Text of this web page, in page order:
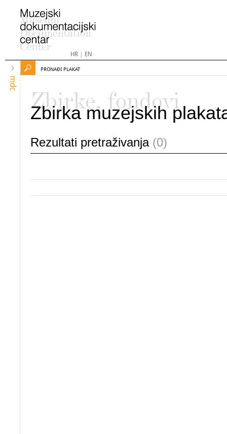
HR| EN
mdc
PRONAĐI PLAKAT
Zbirke, fondovi
Zbirka muzejskih
Rezultati pretraživanja (0)